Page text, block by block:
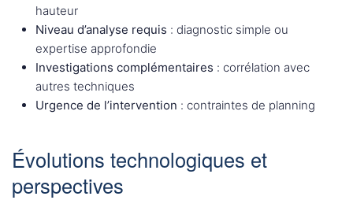
hauteur
Niveau d’analyse requis : diagnostic simple ou
expertise approfondie
Investigations complémentaires : corrélation avec
autres techniques
Urgence de l’intervention : contraintes de planning
Évolutions technologiques et
perspectives